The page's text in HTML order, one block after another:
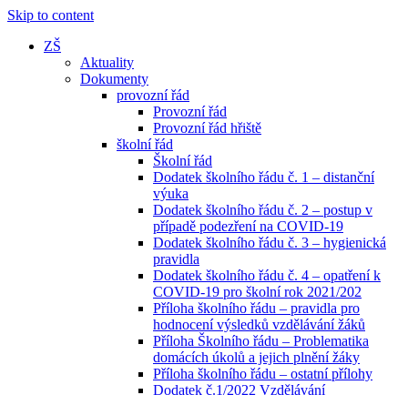
Skip to content
ZŠ
Aktuality
Dokumenty
provozní řád
Provozní řád
Provozní řád hřiště
školní řád
Školní řád
Dodatek školního řádu č. 1 – distanční
výuka
Dodatek školního řádu č. 2 – postup v
případě podezření na COVID-19
Dodatek školního řádu č. 3 – hygienická
pravidla
Dodatek školního řádu č. 4 – opatření k
COVID-19 pro školní rok 2021/202
Příloha školního řádu – pravidla pro
hodnocení výsledků vzdělávání žáků
Příloha Školního řádu – Problematika
domácích úkolů a jejich plnění žáky
Příloha školního řádu – ostatní přílohy
Dodatek č.1/2022 Vzdělávání